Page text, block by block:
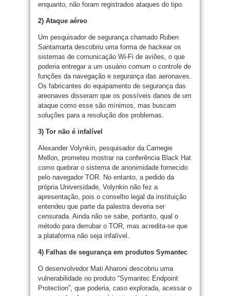
enquanto, não foram registrados ataques do tipo.
2) Ataque aéreo
Um pesquisador de segurança chamado Ruben
Santamarta descobriu uma forma de hackear os
sistemas de comunicação Wi-Fi de aviões, o que
poderia entregar a um usuário comum o controle de
funções da navegação e segurança das aeronaves.
Os fabricantes do equipamento de segurança das
areonaves disseram que os possíveis danos de um
ataque como esse são mínimos, mas buscam
soluções para a resolução dos problemas.
3) Tor não é infalível
Alexander Volynkin, pesquisador da Carnegie
Mellon, prometeu mostrar na conferência Black Hat
como quebrar o sistema de anonimidade fornecido
pelo navegador TOR. No entanto, a pedido da
própria Universidade, Volynkin não fez a
apresentação, pois o conselho legal da instituição
entendeu que parte da palestra deveria ser
censurada. Ainda não se sabe, portanto, qual o
método para derrubar o TOR, mas acredita-se que
a plataforma não seja infalível.
4) Falhas de segurança em produtos Symantec
O desenvolvedor Mati Aharoni descobriu uma
vulnerabilidade no produto “Symantec Endpoint
Protection”, que poderia, caso explorada, acessar o